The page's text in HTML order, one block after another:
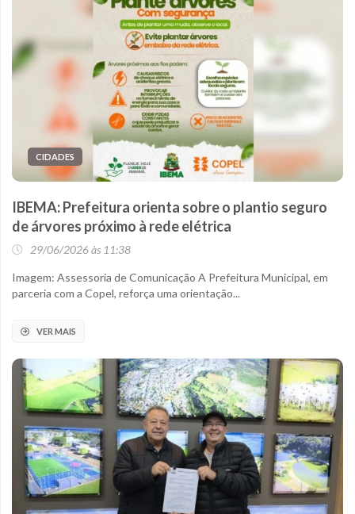
CIDADES
IBEMA: Prefeitura orienta sobre o plantio seguro
de árvores próximo à rede elétrica
29/06/2026 às 11:38
Imagem: Assessoria de Comunicação A Prefeitura Municipal, em
parceria com a Copel, reforça uma orientação...
VER MAIS